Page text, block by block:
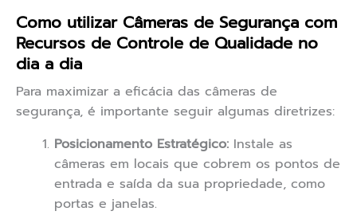
Como utilizar Câmeras de Segurança com
Recursos de Controle de Qualidade no
dia a dia
Para maximizar a eficácia das câmeras de
segurança, é importante seguir algumas diretrizes:
Posicionamento Estratégico: Instale as
câmeras em locais que cobrem os pontos de
entrada e saída da sua propriedade, como
portas e janelas.